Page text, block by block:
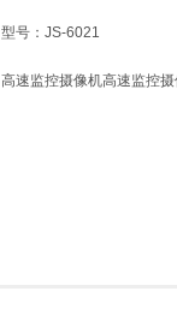
型号：JS-6021
高速监控摄像机高速监控